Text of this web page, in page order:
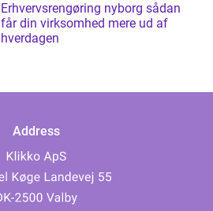
Erhvervsrengøring nyborg sådan
får din virksomhed mere ud af
hverdagen
Address